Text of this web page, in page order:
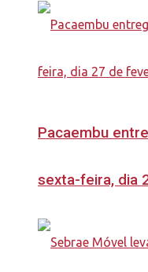
Pacaembu
sexta-feira, dia